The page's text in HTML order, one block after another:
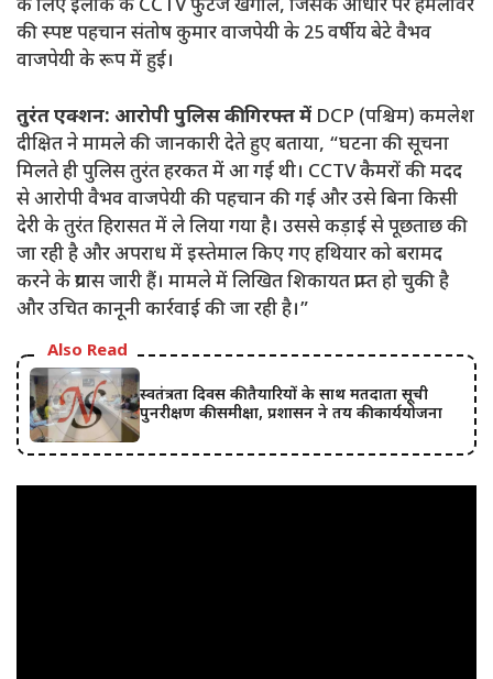
के लिए इलाके के CCTV फुटेज खंगाले, जिसके आधार पर हमलावर
की स्पष्ट पहचान संतोष कुमार वाजपेयी के 25 वर्षीय बेटे वैभव
वाजपेयी के रूप में हुई।
तुरंत एक्शन: आरोपी पुलिस की गिरफ्त में DCP (पश्चिम) कमलेश
दीक्षित ने मामले की जानकारी देते हुए बताया, “घटना की सूचना
मिलते ही पुलिस तुरंत हरकत में आ गई थी। CCTV कैमरों की मदद
से आरोपी वैभव वाजपेयी की पहचान की गई और उसे बिना किसी
देरी के तुरंत हिरासत में ले लिया गया है। उससे कड़ाई से पूछताछ की
जा रही है और अपराध में इस्तेमाल किए गए हथियार को बरामद
करने के प्रयास जारी हैं। मामले में लिखित शिकायत प्राप्त हो चुकी है
और उचित कानूनी कार्रवाई की जा रही है।”
Also Read
स्वतंत्रता दिवस की तैयारियों के साथ मतदाता सूची
पुनरीक्षण की समीक्षा, प्रशासन ने तय की कार्ययोजना